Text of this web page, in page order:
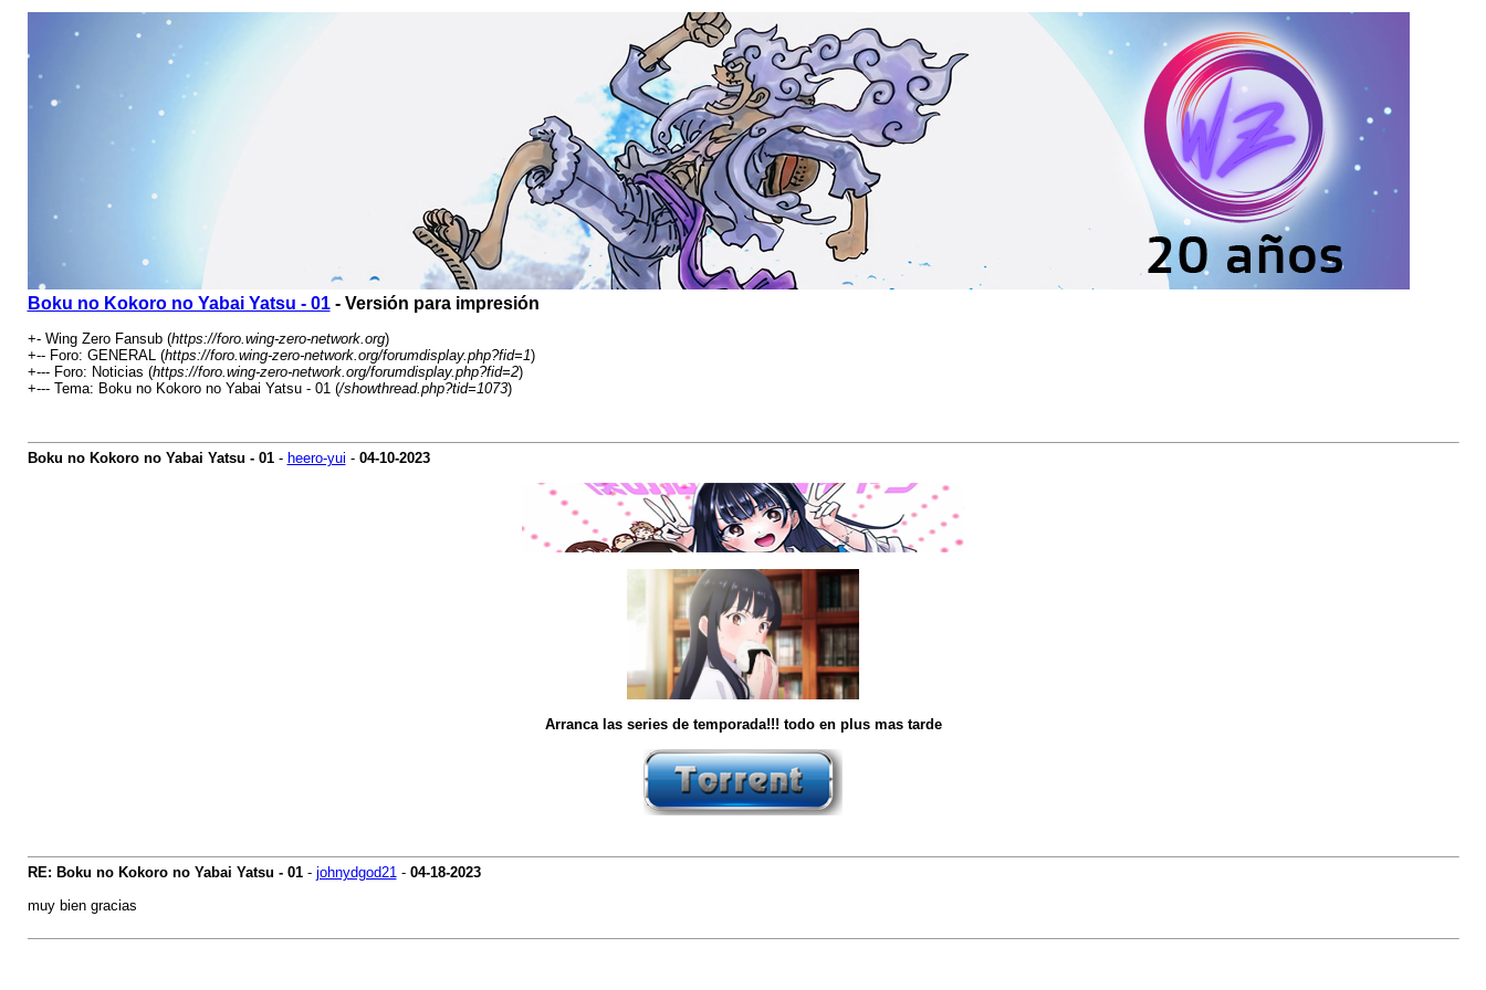
Boku no Kokoro no Yabai Yatsu - 01- Versión para impresión
+- Wing Zero Fansub (https://foro.wing-zero-network.org)
+-- Foro: GENERAL (https://foro.wing-zero-network.org/forumdisplay.php?fid=1)
+--- Foro: Noticias (https://foro.wing-zero-network.org/forumdisplay.php?fid=2)
+--- Tema: Boku no Kokoro no Yabai Yatsu - 01 (/showthread.php?tid=1073)
Boku no Kokoro no Yabai Yatsu - 01- heero-yui - 04-10-2023
Arranca las series de temporada!!! todo en plus mas tarde
RE: Boku no Kokoro no Yabai Yatsu - 01- johnydgod21- 04-18-2023
muy bien gracias